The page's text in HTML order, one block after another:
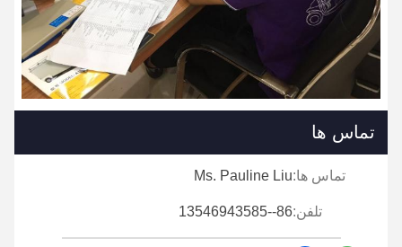
تماس ها
تماس ها:Ms. Pauline Liu
تلفن:86--13546943585